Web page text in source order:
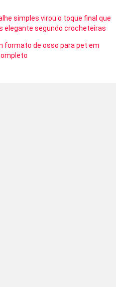
simples virou o toque final que
elegante segundo crocheteiras
formato de osso para pet em